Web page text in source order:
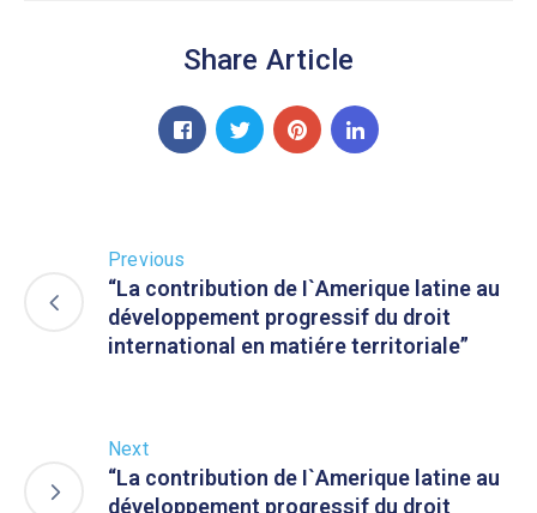
Share Article
Previous
“La contribution de I`Amerique latine au
développement progressif du droit
international en matiére territoriale”
Next
“La contribution de I`Amerique latine au
développement progressif du droit